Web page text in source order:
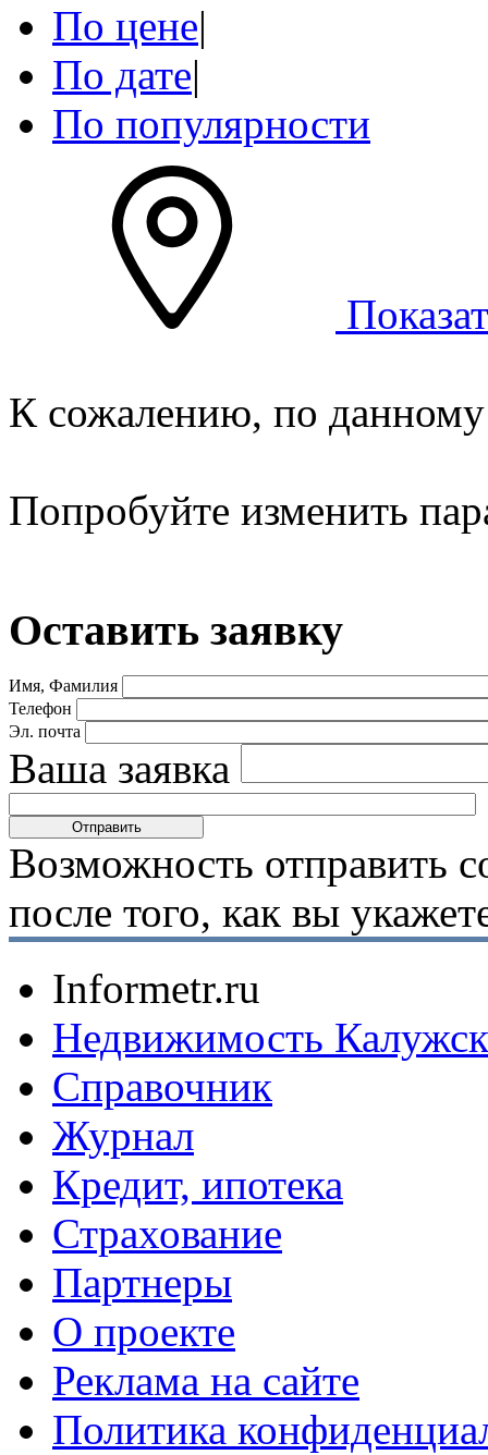
По цене|
По дате|
По популярности
К сожалению, по данному
Попробуйте изменить
Оставить заявку
Имя, Фамилия
Телефон
Эл. почта
Ваша заявка
Возможность отправить
после того, как вы
Informetr.ru
Недвижимость
Справочник
Журнал
Кредит, ипотека
Страхование
Партнеры
O проекте
Реклама на сайте
Политика